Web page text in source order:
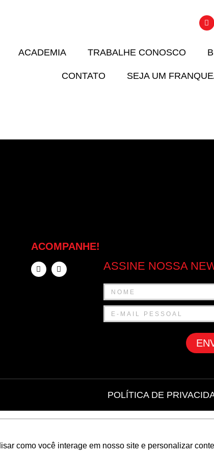
como você interage em nosso site e personalizar
ACADEMIA TRABALHE CONOSCO
CONTATO SEJA UM
ACOMPANHE!
ASSINE NOSSA
POLÍTICA DE